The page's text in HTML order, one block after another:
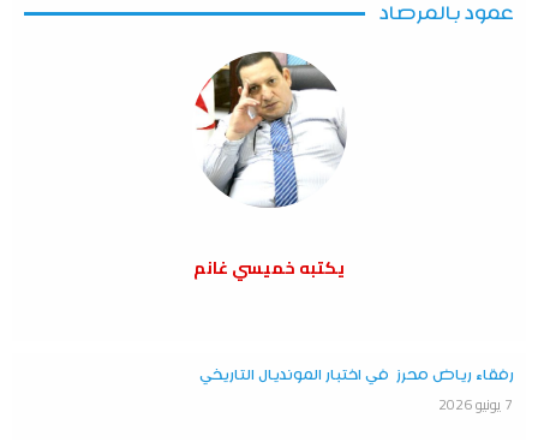
عمود بالمرصاد
يكتبه خميسي غانم
رفقاء رياض محرز في اختبار المونديال التاريخي
7 يونيو 2026